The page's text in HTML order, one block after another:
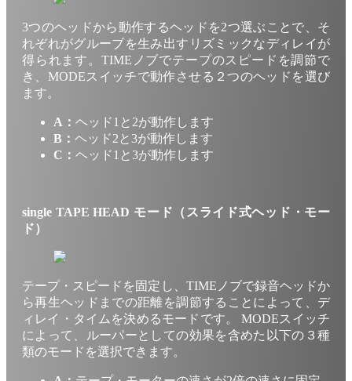
3つのヘッドから動作するヘッドを2つ選ぶことで、そ
れぞれがグルーブを生み出すリズミックなディレイが
得られます。TIMEノブでテープのスピードを調節で
き、MODEスイッチで動作させる２つのヘッドを選び
ます。
A： ヘッド1と2が動作します
B： ヘッド2と3が動作します
C： ヘッド1と3が動作します
single TAPE HEAD モード（スライド式ヘッド・モー
ド）
テープ・スピードを固定し、TIMEノブで録音ヘッドか
ら再生ヘッドまでの距離を調節することによって、デ
ィレイ・タイムを決めるモードです。 MODEスイッチ
によって、ルーパーとしての効果を含めた以下の３種
類のモードを選択できます。